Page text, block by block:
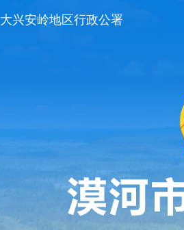
大兴安岭地区行政公署